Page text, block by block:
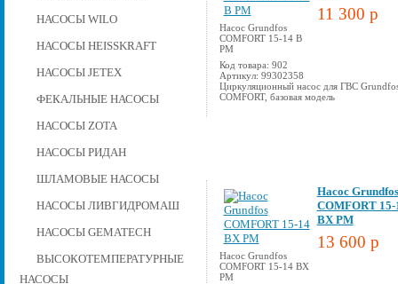
НАСОСЫ WILO
НАСОСЫ HEISSKRAFT
НАСОСЫ JETEX
ФЕКАЛЬНЫЕ НАСОСЫ
НАСОСЫ ZOTA
НАСОСЫ РИДАН
ШЛАМОВЫЕ НАСОСЫ
НАСОСЫ ЛИВГИДРОМАШ
НАСОСЫ GEMATECH
ВЫСОКОТЕМПЕРАТУРНЫЕ
НАСОСЫ
Насос Grundfos
COMFORT 15-14 B
PM
11 300 p
Код товара: 902
Артикул: 99302358
Циркуляционный насос для ГВС
COMFORT, базовая модель
Насос Grundfos
COMFORT 15-14 BX
PM
Насос Grundfos
COMFORT 15-
BX PM
13 600 p